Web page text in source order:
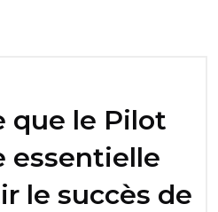
que le Pilot
essentielle
le succès de